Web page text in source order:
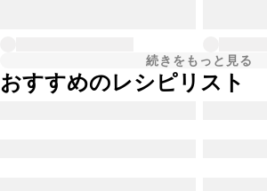
続きをもっと見る
おすすめのレシピリスト